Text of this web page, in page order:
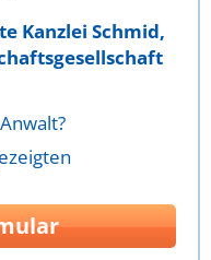
Kanzlei Schmid,